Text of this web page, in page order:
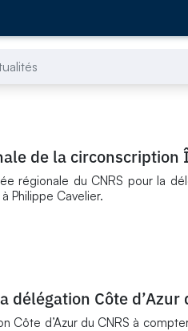
de la circonscription
régionale du CNRS pour la
Philippe Cavelier.
Côte d’Azur
d’Azur du CNRS à